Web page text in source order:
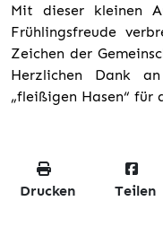
Mit dieser kleinen
Frühlingsfreude
Zeichen der
Herzlichen Dank
„fleißigen Hasen“ für
Drucken Teilen